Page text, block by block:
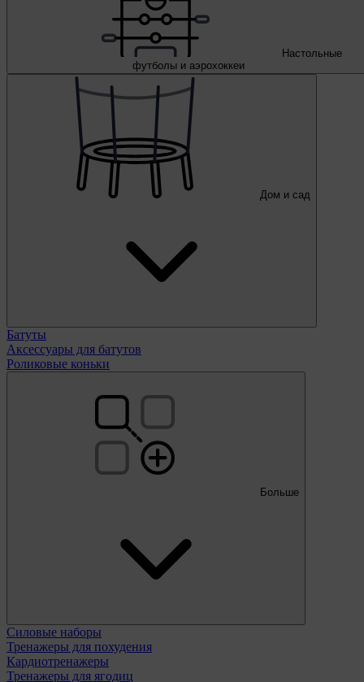
Настольные
футболы и аэрохоккеи
Дом и сад
Батуты
Аксессуары для батутов
Роликовые коньки
Больше
Силовые наборы
Тренажеры для похудения
Кардиотренажеры
Тренажеры для ягодиц